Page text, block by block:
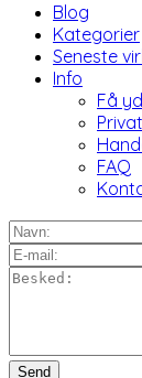
Blog
Kategorier
Seneste
Info
Få
FAQ